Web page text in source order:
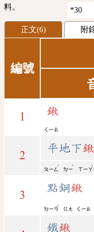
料。
正文(6) 附
編號
1 鍬
ㄑㄧㄠ
2
平地下鍬
ㄆㄧㄥ
ˊ
ㄉㄧ
ˋ
ㄒㄧㄚ
ˋ
3
點鋼鍬
ㄉㄧㄢ
ˇ
ㄍㄤ ㄑㄧㄠ
鐵鍬